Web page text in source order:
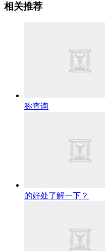
相关推荐
称查询
的好处了解一下？